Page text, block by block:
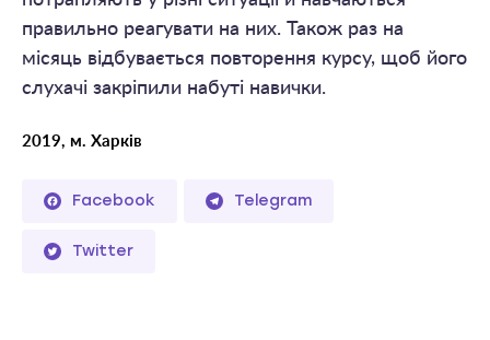
правильно реагувати на них. Також раз на
місяць відбувається повторення курсу, щоб його
слухачі закріпили набуті навички.
2019, м. Харків
Facebook Telegram
Twitter